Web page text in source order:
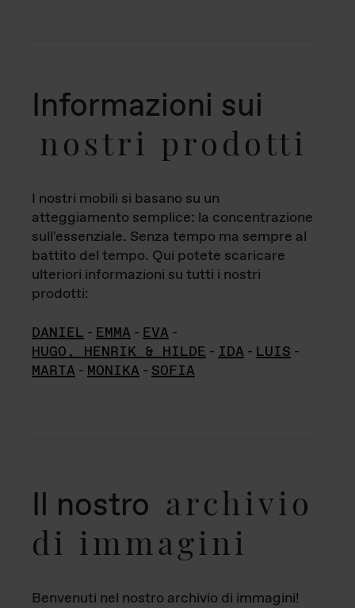
Informazioni sui
nostri prodotti
I nostri mobili si basano su un
atteggiamento semplice: la concentrazione
sull'essenziale. Senza tempo ma sempre al
battito del tempo. Qui potete scaricare
ulteriori informazioni su tutti i nostri
prodotti:
DANIEL - EMMA - EVA -
HUGO, HENRIK & HILDE - IDA - LUIS -
MARTA - MONIKA - SOFIA
Il nostro archivio
di immagini
Benvenuti nel nostro archivio di immagini!